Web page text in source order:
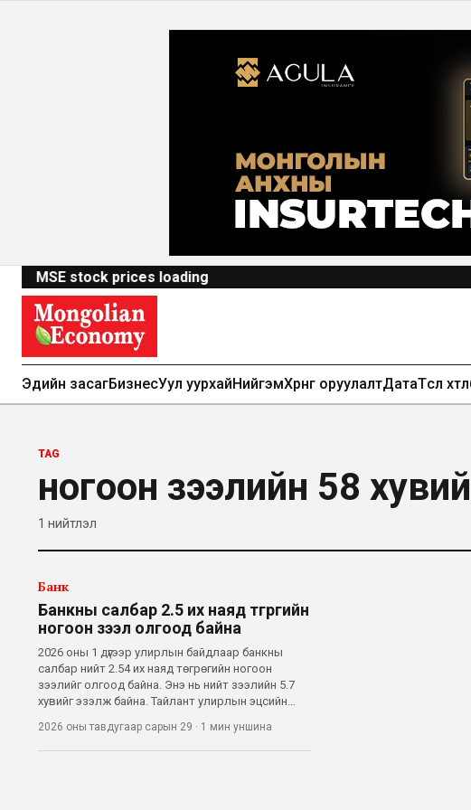
MSE stock prices loading
Эдийн засагБизнесУул уурхайНийгэмХөрөнгө оруулалтДатаТөсөл
TAG
ногоон зээлийн 58
1 нийтлэл
Банк
Банкны салбар 2.5 их наяд төгрөгийн
ногоон зээл олгоод байна
2026 оны 1 дүгээр улирлын байдлаар банкны
салбар нийт 2.54 их наяд төгрөгийн ногоон
зээлийг олгоод байна. Энэ нь нийт зээлийн 5.7
хувийг эзэлж байна. Тайлант улирлын эцсийн
дундаж хугацаа төгрөгийн хувьд 62.2 сар, гадаад
валютын хувьд 45.6 сар байв. Харин жигн
2026 оны тавдугаар сарын 29 · 1 мин уншина